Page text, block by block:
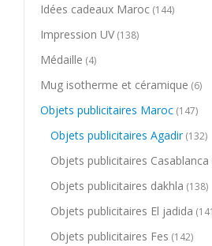
Idées cadeaux Maroc (144)
Impression UV (138)
Médaille (4)
Mug isotherme et céramique (6)
Objets publicitaires Maroc (147)
Objets publicitaires Agadir (132)
Objets publicitaires Casablanca
Objets publicitaires dakhla (138)
Objets publicitaires El jadida
Objets publicitaires Fes (142)